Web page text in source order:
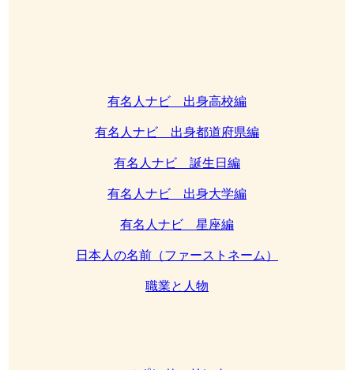
有名人ナビ 出身高校編
有名人ナビ 出身都道府県編
有名人ナビ 誕生日編
有名人ナビ 出身大学編
有名人ナビ 星座編
日本人の名前（ファーストネーム）
職業と人物